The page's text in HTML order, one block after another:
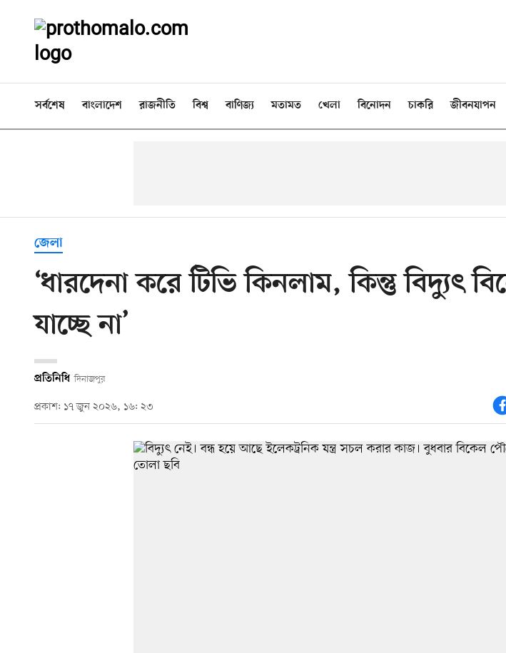
সর্বশেষ বাংলাদেশ রাজনীতি বিশ্ব বাণিজ্য মতামত খেলা বিনোদন চাকরি জীবনযাপন
জেলা
‘ধারদেনা করে টিভি কিনলাম, কিন্তু বিদ্যুৎ
যাচ্ছে না’
প্রতিনিধি দিনাজপুর
প্রকাশ: ১৭ জুন ২০২৬, ১৬: ২৩